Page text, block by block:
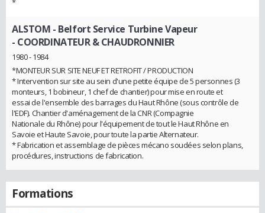
ALSTOM - Belfort Service Turbine Vapeur
- COORDINATEUR & CHAUDRONNIER
1980 - 1984
*MONTEUR SUR SITE NEUF ET RETROFIT / PRODUCTION
* Intervention sur site au sein d'une petite équipe de 5 personnes (3
monteurs, 1 bobineur, 1 chef de chantier) pour mise en route et
essai de l'ensemble des barrages du Haut Rhône (sous contrôle de
l'EDF). Chantier d'aménagement de la CNR (Compagnie
Nationale du Rhône) pour l'équipement de tout le Haut Rhône en
Savoie et Haute Savoie, pour toute la partie Alternateur.
* Fabrication et assemblage de pièces mécano soudées selon plans,
procédures, instructions de fabrication.
Formations